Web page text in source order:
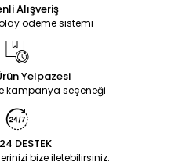
Alışveriş
ödeme sistemi
Yelpazesi
kampanya seçeneği
DESTEK
bize iletebilirsiniz.